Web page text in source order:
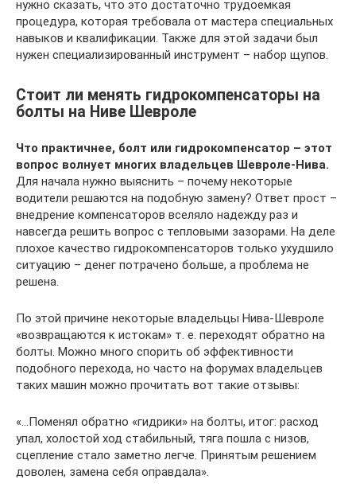
нужно сказать, что это достаточно трудоемкая
процедура, которая требовала от мастера специальных
навыков и квалификации. Также для этой задачи был
нужен специализированный инструмент – набор щупов.
Стоит ли менять гидрокомпенсаторы на
болты на Ниве Шевроле
Что практичнее, болт или гидрокомпенсатор – этот
вопрос волнует многих владельцев Шевроле-Нива.
Для начала нужно выяснить – почему некоторые
водители решаются на подобную замену? Ответ прост –
внедрение компенсаторов вселяло надежду раз и
навсегда решить вопрос с тепловыми зазорами. На деле
плохое качество гидрокомпенсаторов только ухудшило
ситуацию – денег потрачено больше, а проблема не
решена.
По этой причине некоторые владельцы Нива-Шевроле
«возвращаются к истокам» т. е. переходят обратно на
болты. Можно много спорить об эффективности
подобного перехода, но часто на форумах владельцев
таких машин можно прочитать вот такие отзывы:
«…Поменял обратно «гидрики» на болты, итог: расход
упал, холостой ход стабильный, тяга пошла с низов,
сцепление стало заметно легче. Принятым решением
доволен, замена себя оправдала».